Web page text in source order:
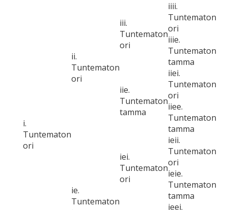
i.
Tuntematon
ori
ii.
Tuntematon
ori
iii.
Tuntematon
ori
iiii.
Tuntematon
ori
iiie.
Tuntematon
tamma
iie.
Tuntematon
tamma
iiei.
Tuntematon
ori
iiee.
Tuntematon
tamma
ie.
Tuntematon
iei.
Tuntematon
ori
ieii.
Tuntematon
ori
ieie.
Tuntematon
tamma
ieei.